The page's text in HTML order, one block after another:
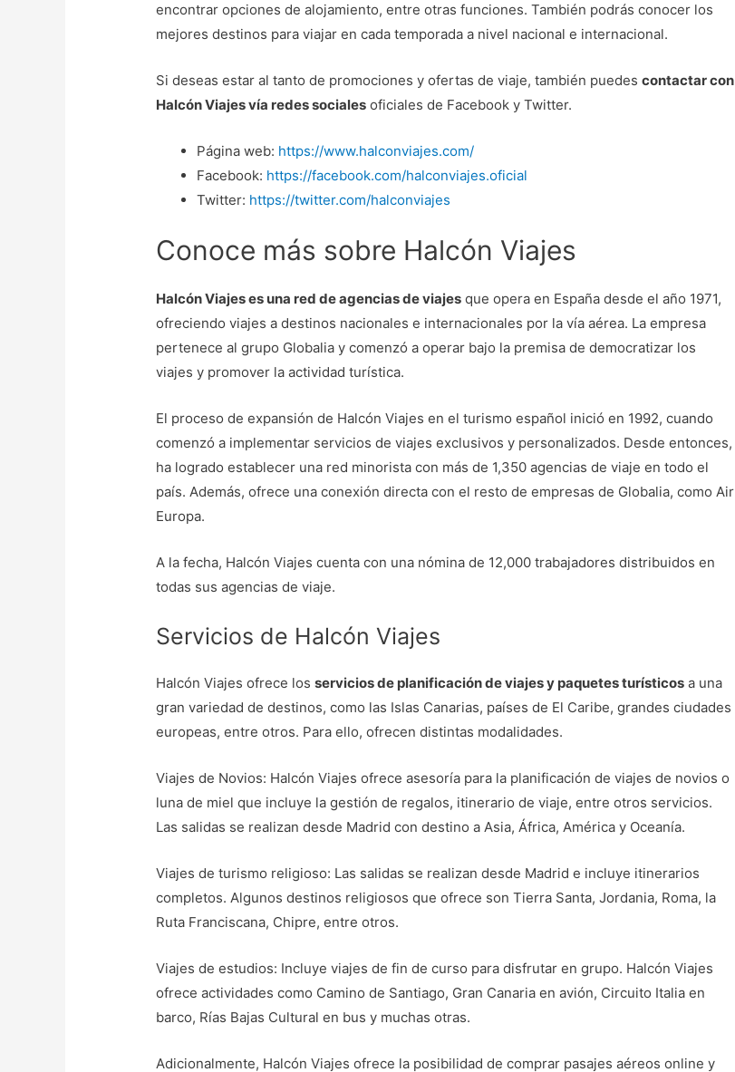
encontrar opciones de alojamiento, entre otras funciones. También podrás conocer los
mejores destinos para viajar en cada temporada a nivel nacional e internacional.
Si deseas estar al tanto de promociones y ofertas de viaje, también puedescontactar con
Halcón Viajes vía redes sociales oficiales de Facebook y Twitter.
Página web: https://www.halconviajes.com/
Facebook: https://facebook.com/halconviajes.oficial
Twitter: https://twitter.com/halconviajes
Conoce más sobre Halcón Viajes
Halcón Viajes es una red de agencias de viajes que opera en España desde el año 1971,
ofreciendo viajes a destinos nacionales e internacionales por la vía aérea. La empresa
pertenece al grupo Globalia y comenzó a operar bajo la premisa de democratizar los
viajes y promover la actividad turística.
El proceso de expansión de Halcón Viajes en el turismo español inició en 1992, cuando
comenzó a implementar servicios de viajes exclusivos y personalizados. Desde entonces,
ha logrado establecer una red minorista con más de 1,350 agencias de viaje en todo el
país. Además, ofrece una conexión directa con el resto de empresas de Globalia, como Air
Europa.
A la fecha, Halcón Viajes cuenta con una nómina de 12,000 trabajadores distribuidos en
todas sus agencias de viaje.
Servicios de Halcón Viajes
Halcón Viajes ofrece losservicios de planificación de viajes y paquetes turísticos a una
gran variedad de destinos, como las Islas Canarias, países de El Caribe, grandes ciudades
europeas, entre otros. Para ello, ofrecen distintas modalidades.
Viajes de Novios: Halcón Viajes ofrece asesoría para la planificación de viajes de novios o
luna de miel que incluye la gestión de regalos, itinerario de viaje, entre otros servicios.
Las salidas se realizan desde Madrid con destino a Asia, África, América y Oceanía.
Viajes de turismo religioso: Las salidas se realizan desde Madrid e incluye itinerarios
completos. Algunos destinos religiosos que ofrece son Tierra Santa, Jordania, Roma, la
Ruta Franciscana, Chipre, entre otros.
Viajes de estudios: Incluye viajes de fin de curso para disfrutar en grupo. Halcón Viajes
ofrece actividades como Camino de Santiago, Gran Canaria en avión, Circuito Italia en
barco, Rías Bajas Cultural en bus y muchas otras.
Adicionalmente, Halcón Viajes ofrece la posibilidad de comprar pasajes aéreos online y